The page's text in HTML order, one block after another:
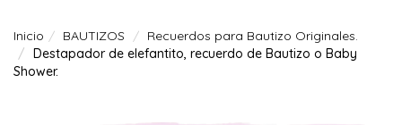
Inicio BAUTIZOS
Recuerdos para Bautizo Originales.
Destapador de elefantito, recuerdo de Bautizo o Baby
Shower.